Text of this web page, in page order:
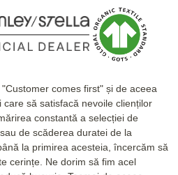
comes first" și de aceea
să satisfacă nevoile clienților
constantă a selecției de
de scăderea duratei de la
la primirea acesteia, încercăm să
cerințe. Ne dorim să fim acel